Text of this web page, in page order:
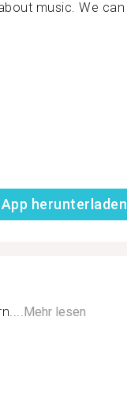
music. We can
App herunterladen
Mehr lesen